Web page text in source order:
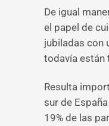
De igual
el papel de
jubiladas con
todavía están
Resulta
sur de
19% de las